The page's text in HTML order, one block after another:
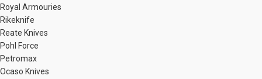
Royal Armouries
Rikeknife
Reate Knives
Pohl Force
Petromax
Ocaso Knives